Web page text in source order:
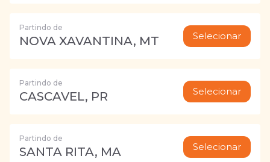
Partindo de
NOVA XAVANTINA, MT Selecionar
Partindo de
CASCAVEL, PR Selecionar
Partindo de
SANTA RITA, MA Selecionar